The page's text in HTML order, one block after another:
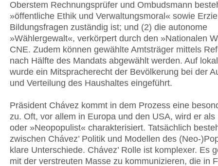
Oberstem Rechnungsprüfer und Ombudsmann
»öffentliche Ethik und Verwaltungsmoral« sowie
Bildungsfragen zuständig ist; und (2) die autonome
»Wählergewalt«, verkörpert durch den »Nationalen
CNE. Zudem können gewählte Amtsträger mittels
nach Hälfte des Mandats abgewählt werden. Auf
wurde ein Mitspracherecht der Bevölkerung bei der
und Verteilung des Haushaltes eingeführt.
Präsident Chávez kommt in dem Prozess eine
zu. Oft, vor allem in Europa und den USA, wird er als
oder »Neopopulist« charakterisiert. Tatsächlich
zwischen Chávez’ Politik und Modellen des (Neo-
klare Unterschiede. Chávez’ Rolle ist komplexer. Es
mit der verstreuten Masse zu kommunizieren, die in